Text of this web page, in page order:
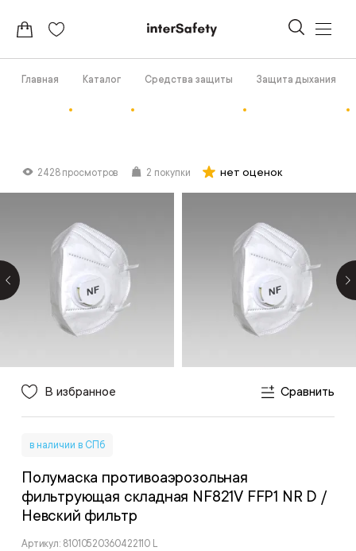
Главная Каталог Средства защиты Защита дыхания
2428 просмотров 2 покупки нет оценок
В избранное Сравнить
в наличии в СПб
Полумаска противоаэрозольная
фильтрующая складная NF821V FFP1 NR D /
Невский фильтр
Артикул: 81010520360422110 L